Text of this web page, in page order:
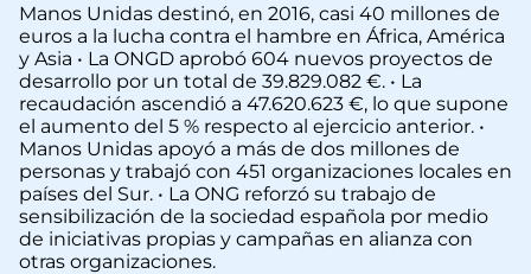
Manos Unidas destinó, en 2016, casi 40 millones de
euros a la lucha contra el hambre en África, América
y Asia • La ONGD aprobó 604 nuevos proyectos de
desarrollo por un total de 39.829.082 €. • La
recaudación ascendió a 47.620.623 €, lo que supone
el aumento del 5 % respecto al ejercicio anterior. •
Manos Unidas apoyó a más de dos millones de
personas y trabajó con 451 organizaciones locales en
países del Sur. • La ONG reforzó su trabajo de
sensibilización de la sociedad española por medio
de iniciativas propias y campañas en alianza con
otras organizaciones.